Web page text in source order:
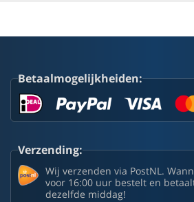
Betaalmogelijkheiden:
Verzending:
Wij verzenden via PostNL.
voor 16:00 uur bestelt en
dezelfde middag!